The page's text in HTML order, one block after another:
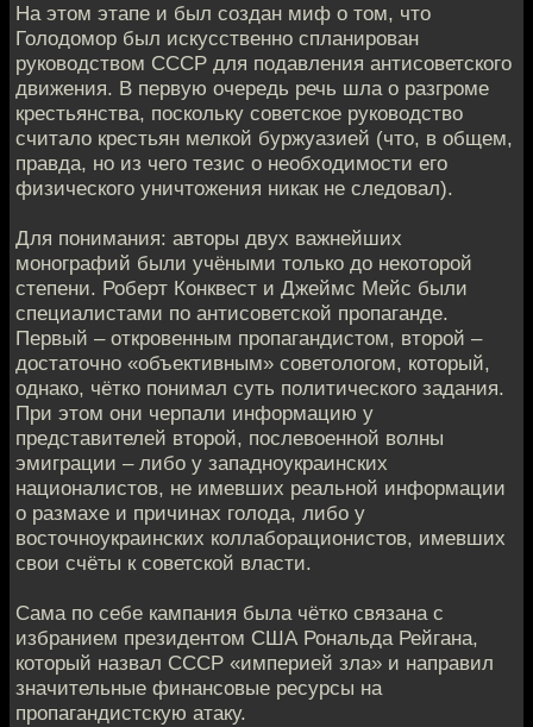
На этом этапе и был создан миф о том, что
Голодомор был искусственно спланирован
руководством СССР для подавления антисоветского
движения. В первую очередь речь шла о разгроме
крестьянства, поскольку советское руководство
считало крестьян мелкой буржуазией (что, в общем,
правда, но из чего тезис о необходимости его
физического уничтожения никак не следовал).
Для понимания: авторы двух важнейших
монографий были учёными только до некоторой
степени. Роберт Конквест и Джеймс Мейс были
специалистами по антисоветской пропаганде.
Первый – откровенным пропагандистом, второй –
достаточно «объективным» советологом, который,
однако, чётко понимал суть политического задания.
При этом они черпали информацию у
представителей второй, послевоенной волны
эмиграции – либо у западноукраинских
националистов, не имевших реальной информации
о размахе и причинах голода, либо у
восточноукраинских коллаборационистов, имевших
свои счёты к советской власти.
Сама по себе кампания была чётко связана с
избранием президентом США Рональда Рейгана,
который назвал СССР «империей зла» и направил
значительные финансовые ресурсы на
пропагандистскую атаку.